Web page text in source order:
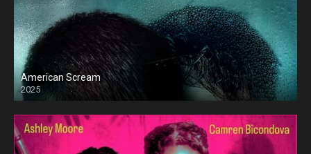
American Scream
2025